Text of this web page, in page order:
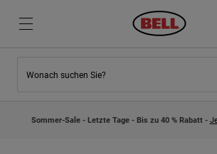
Neuzugänge
Neuzugänge
Wonach suchen Sie?
Sommer-Sale - Letzte Tage - Bis zu 40 % Rabatt -